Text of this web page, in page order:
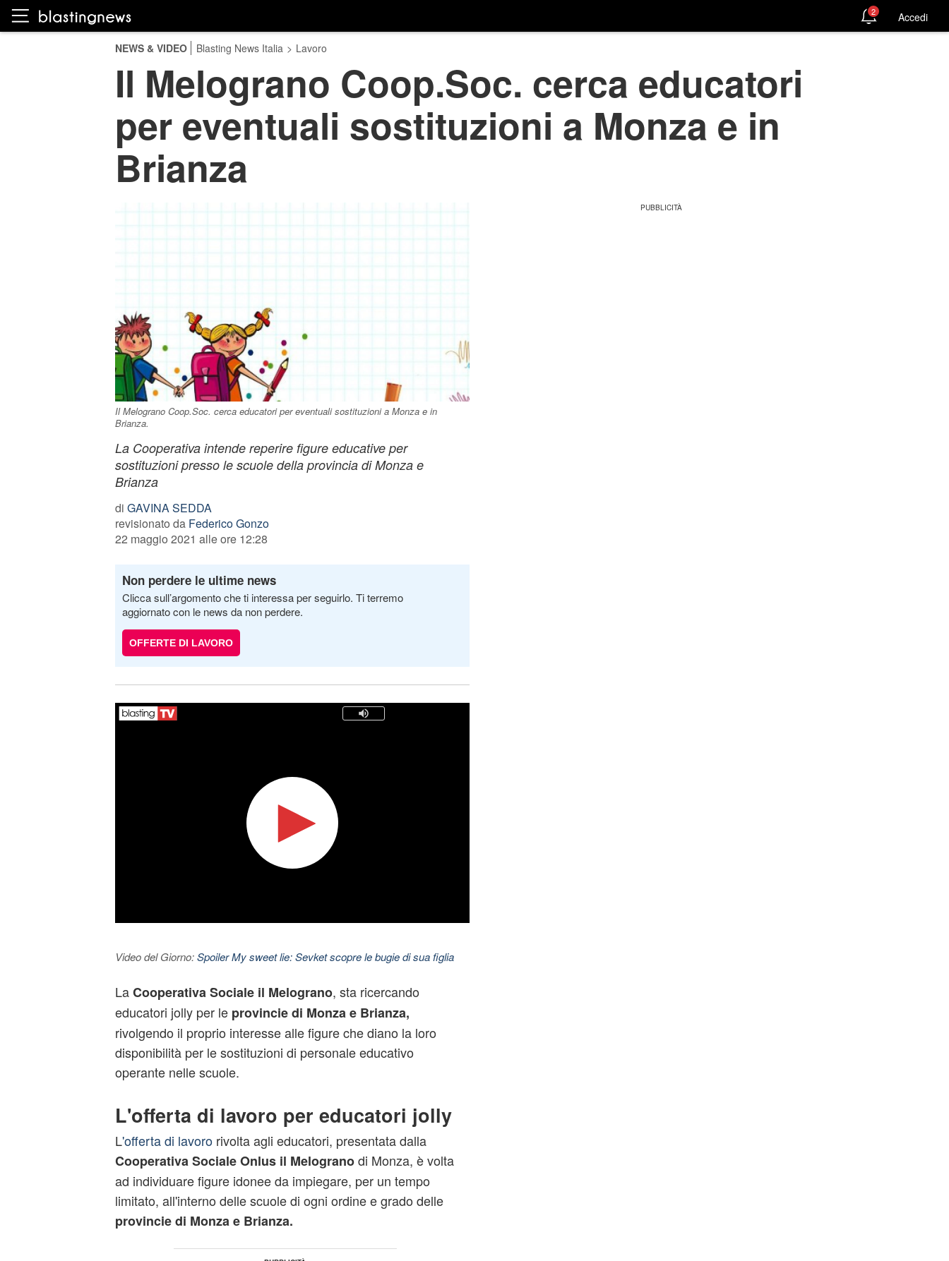
2 Accedi
NEWS & VIDEO Blasting News Italia > Lavoro
Il Melograno Coop.Soc. cerca educatori
per eventuali sostituzioni a Monza e in
Brianza
Il Melograno Coop.Soc. cerca educatori per eventuali sostituzioni a Monza e in
Brianza.
La Cooperativa intende reperire figure educative per
sostituzioni presso le scuole della provincia di Monza e
Brianza
di GAVINA SEDDA
revisionato da Federico Gonzo
22 maggio 2021 alle ore 12:28
Non perdere le ultime news
Clicca sull’argomento che ti interessa per seguirlo. Ti terremo
aggiornato con le news da non perdere.
OFFERTE DI LAVORO
Video del Giorno:Spoiler My sweet lie: Sevket scopre le bugie di sua figlia
LaCooperativa Sociale il Melograno, sta ricercando
educatori jolly per le provincie di Monza e Brianza,
rivolgendo il proprio interesse alle figure che diano la loro
disponibilità per le sostituzioni di personale educativo
operante nelle scuole.
L'offerta di lavoro per educatori jolly
L'offerta di lavororivolta agli educatori, presentata dalla
Cooperativa Sociale Onlus il Melogranodi Monza, è volta
ad individuare figure idonee da impiegare, per un tempo
limitato, all'interno delle scuole di ogni ordine e grado delle
provincie di Monza e Brianza.